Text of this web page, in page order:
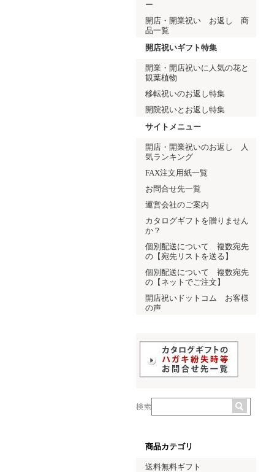
ー
開店・開業祝い お返し 商
品一覧
開店祝いギフト特集
開業・開店祝いに人気の花と
観葉植物
移転祝いのお返し特集
開院祝いとお返し特集
サイトメニュー
開店・開業祝いのお返し 人
気ランキング
FAX注文用紙一覧
お問合せ先一覧
運営会社のご案内
カタログギフトを贈りません
か？
個別配送について 複数宛先
の【宛先リストを送る】
個別配送について 複数宛先
の【ネットでご注文】
開店祝いドットコム お客様
の声
商品カテゴリ
送料無料ギフト